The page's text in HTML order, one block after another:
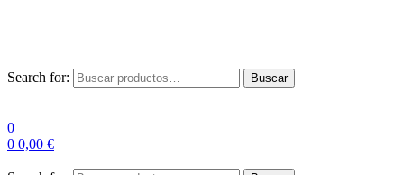
Search for: Buscar
0
0 0,00 €